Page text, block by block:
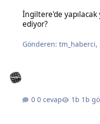
İngiltere'de
ediyor?
Gönderen:tm_haberci,
0 cevap 1b